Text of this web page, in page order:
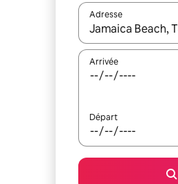
Adresse
Lorsque les
Arrivée
Départ